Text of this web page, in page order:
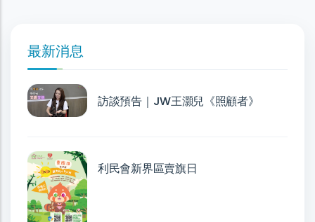
最新消息
訪談預告｜JW王灝兒《照顧者》
利民會新界區賣旗日